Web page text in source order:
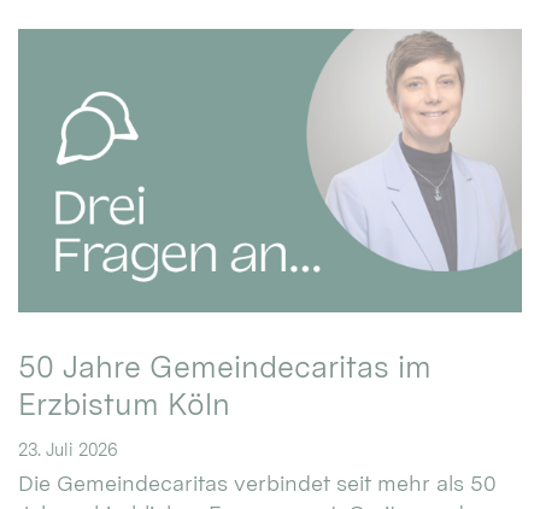
50 Jahre Gemeindecaritas im
Erzbistum Köln
23. Juli 2026
Die Gemeindecaritas verbindet seit mehr als 50